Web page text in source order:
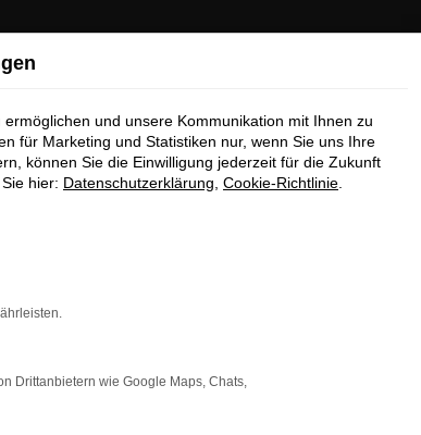
und unsere Kommunikation mit Ihnen zu
für Marketing und Statistiken nur, wenn Sie uns Ihre
können Sie die Einwilligung jederzeit für die Zukunft
hier: Datenschutzerklärung Cookie-Richtlinie
Drittanbietern wie Google Maps, Chats,